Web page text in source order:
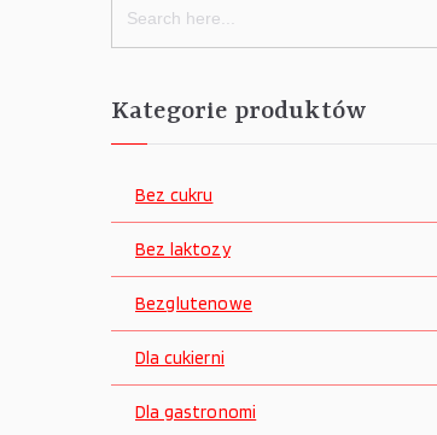
for:
Kategorie produktów
Bez cukru
Bez laktozy
Bezglutenowe
Dla cukierni
Dla gastronomi